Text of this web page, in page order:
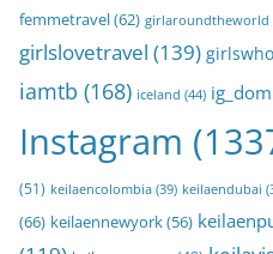
femmetravel(62) girlaroundtheworld
girlslovetravel (139)
iamtb (168) iceland (44)
Instagram
(51) keilaencolombia (39) keilaendubai
(66) keilaennewyork(56)